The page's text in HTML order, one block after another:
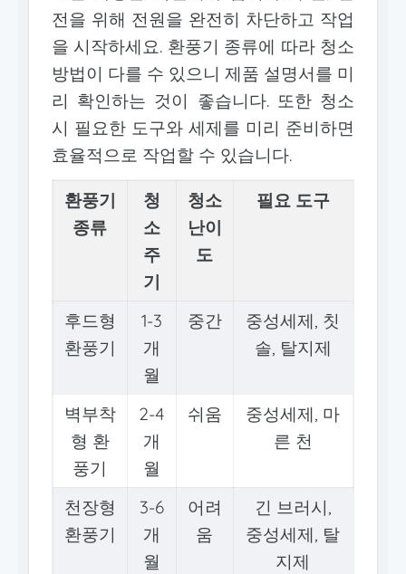
전을 위해 전원을 완전히 차단하고 작업
을 시작하세요. 환풍기 종류에 따라 청소
방법이 다를 수 있으니 제품 설명서를 미
리 확인하는 것이 좋습니다. 또한 청소
시 필요한 도구와 세제를 미리 준비하면
효율적으로 작업할 수 있습니다.
환풍기
종류
청
소
주
기
청소
난이
도
필요 도구
후드형
환풍기
1-3
개
월
중간
중성세제, 칫
솔, 탈지제
벽부착
형 환
풍기
2-4
개
월
쉬움
중성세제, 마
른 천
천장형
환풍기
3-6
개
월
어려
움
긴 브러시,
중성세제, 탈
지제